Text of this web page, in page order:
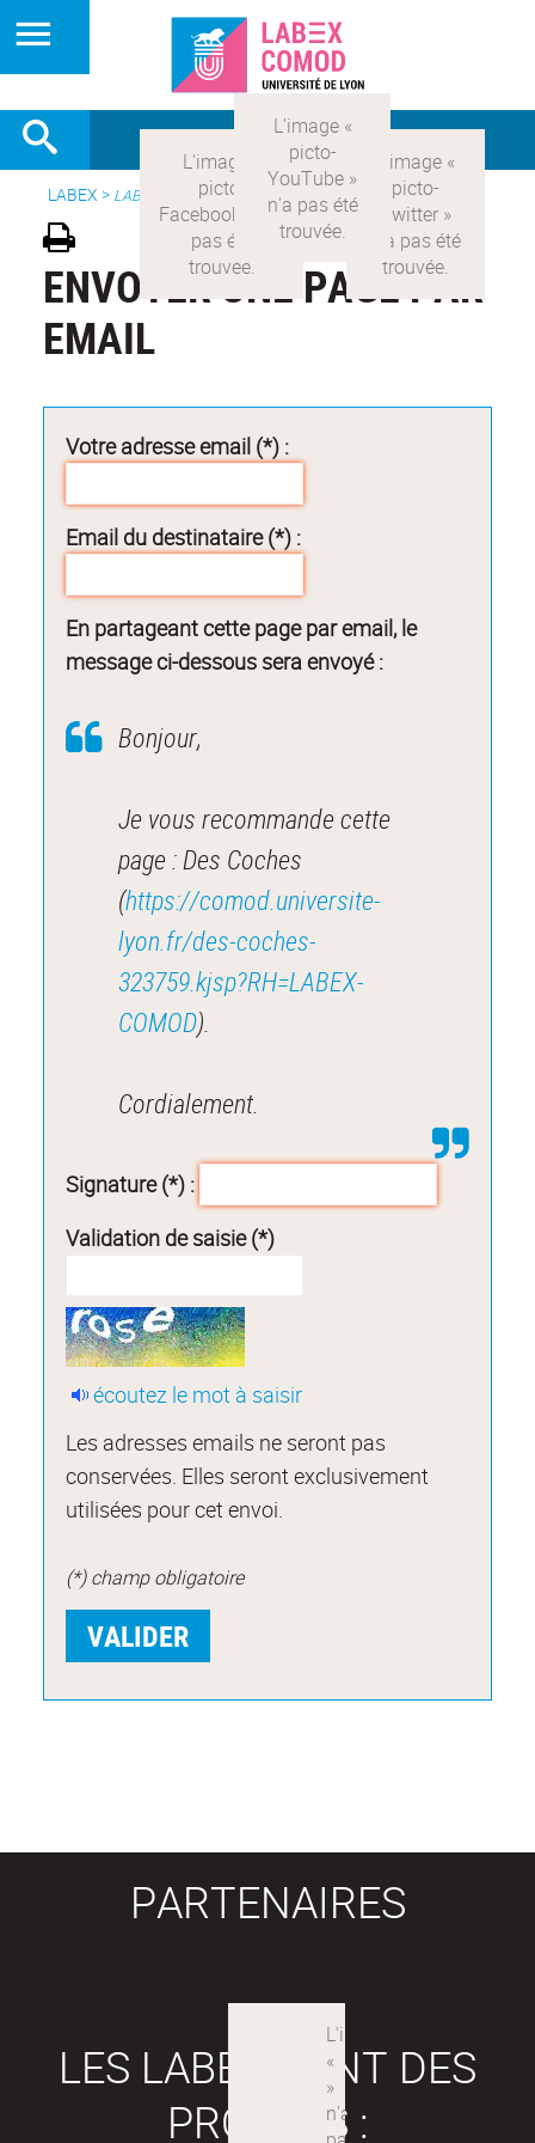
LABEX > LABEX COMOD
ENVOYER UNE PAGE PAR
EMAIL
Votre adresse email (*) :
Email du destinataire (*) :
En partageant cette page par email, le
message ci-dessous sera envoyé :
Bonjour,
Je vous recommande cette
page : Des Coches
(https://comod.universite-
lyon.fr/des-coches-
323759.kjsp?RH=LABEX-
COMOD).
Cordialement.
Signature (*) :
Validation de saisie (*)
écoutez le mot à saisir
Les adresses emails ne seront pas
conservées. Elles seront exclusivement
utilisées pour cet envoi.
(*) champ obligatoire
PARTENAIRES
LES LABEX SONT DES
PROJETS :